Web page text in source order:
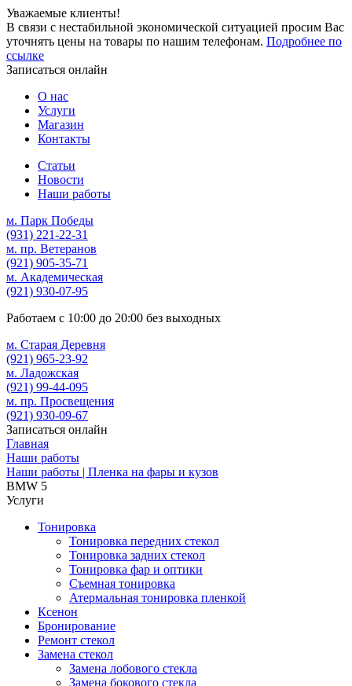
Уважаемые клиенты!
В связи с нестабильной экономической ситуацией просим Вас
уточнять цены на товары по нашим телефонам. Подробнее по
ссылке
Записаться онлайн
О нас
Услуги
Магазин
Контакты
Статьи
Новости
Наши работы
м. Парк Победы
(931) 221-22-31
м. пр. Ветеранов
(921) 905-35-71
м. Академическая
(921) 930-07-95
Работаем с 10:00 до 20:00 без выходных
м. Старая Деревня
(921) 965-23-92
м. Ладожская
(921) 99-44-095
м. пр. Просвещения
(921) 930-09-67
Записаться онлайн
Главная
Наши работы
Наши работы | Пленка на фары и кузов
BMW 5
Услуги
Тонировка
Тонировка передних стекол
Тонировка задних стекол
Тонировка фар и оптики
Съемная тонировка
Атермальная тонировка пленкой
Ксенон
Бронирование
Ремонт стекол
Замена стекол
Замена лобового стекла
Замена бокового стекла